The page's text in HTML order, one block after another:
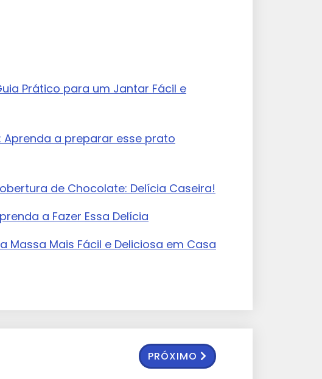
Prático para um Jantar Fácil e
Aprenda a preparar esse prato
de Chocolate: Delícia Caseira!
a Fazer Essa Delícia
Massa Mais Fácil e Deliciosa em Casa
PRÓXIMO